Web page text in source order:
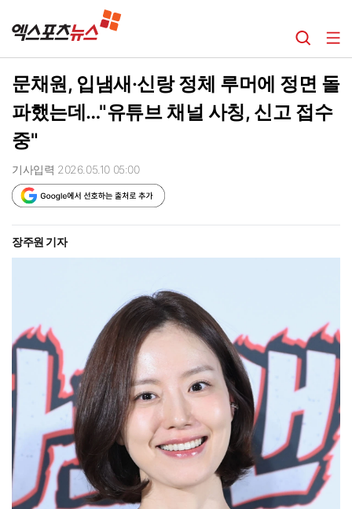
문채원, 입냄새·신랑 정체 루머에 정면 돌
파했는데…"유튜브 채널 사칭, 신고 접수
중"
기사입력 2026.05.10 05:00
장주원 기자